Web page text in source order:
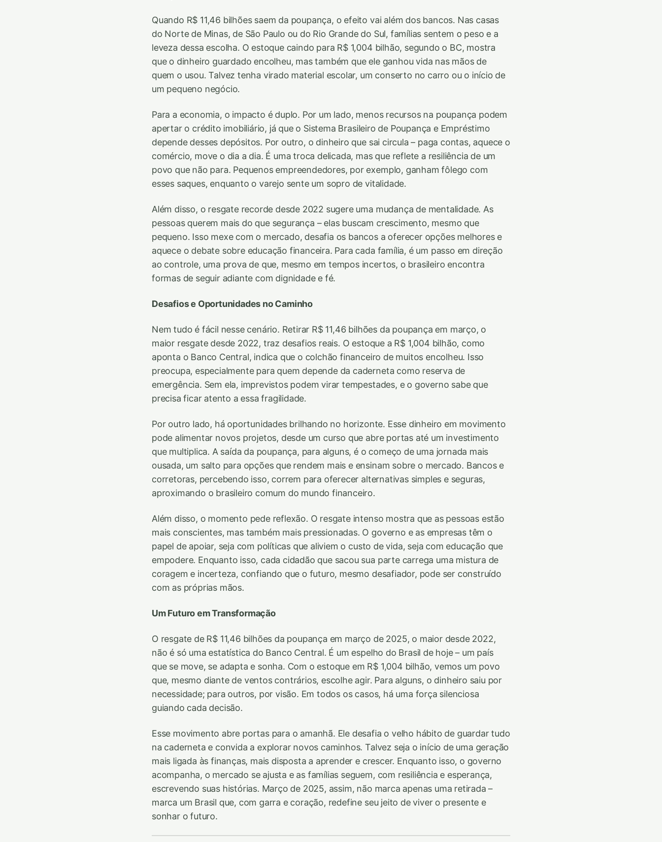
Quando R$ 11,46 bilhões saem da poupança, o efeito vai além dos bancos. Nas casas
do Norte de Minas, de São Paulo ou do Rio Grande do Sul, famílias sentem o peso e a
leveza dessa escolha. O estoque caindo para R$ 1,004 bilhão, segundo o BC, mostra
que o dinheiro guardado encolheu, mas também que ele ganhou vida nas mãos de
quem o usou. Talvez tenha virado material escolar, um conserto no carro ou o início de
um pequeno negócio.
Para a economia, o impacto é duplo. Por um lado, menos recursos na poupança podem
apertar o crédito imobiliário, já que o Sistema Brasileiro de Poupança e Empréstimo
depende desses depósitos. Por outro, o dinheiro que sai circula – paga contas, aquece o
comércio, move o dia a dia. É uma troca delicada, mas que reflete a resiliência de um
povo que não para. Pequenos empreendedores, por exemplo, ganham fôlego com
esses saques, enquanto o varejo sente um sopro de vitalidade.
Além disso, o resgate recorde desde 2022 sugere uma mudança de mentalidade. As
pessoas querem mais do que segurança – elas buscam crescimento, mesmo que
pequeno. Isso mexe com o mercado, desafia os bancos a oferecer opções melhores e
aquece o debate sobre educação financeira. Para cada família, é um passo em direção
ao controle, uma prova de que, mesmo em tempos incertos, o brasileiro encontra
formas de seguir adiante com dignidade e fé.
Desafios e Oportunidades no Caminho
Nem tudo é fácil nesse cenário. Retirar R$ 11,46 bilhões da poupança em março, o
maior resgate desde 2022, traz desafios reais. O estoque a R$ 1,004 bilhão, como
aponta o Banco Central, indica que o colchão financeiro de muitos encolheu. Isso
preocupa, especialmente para quem depende da caderneta como reserva de
emergência. Sem ela, imprevistos podem virar tempestades, e o governo sabe que
precisa ficar atento a essa fragilidade.
Por outro lado, há oportunidades brilhando no horizonte. Esse dinheiro em movimento
pode alimentar novos projetos, desde um curso que abre portas até um investimento
que multiplica. A saída da poupança, para alguns, é o começo de uma jornada mais
ousada, um salto para opções que rendem mais e ensinam sobre o mercado. Bancos e
corretoras, percebendo isso, correm para oferecer alternativas simples e seguras,
aproximando o brasileiro comum do mundo financeiro.
Além disso, o momento pede reflexão. O resgate intenso mostra que as pessoas estão
mais conscientes, mas também mais pressionadas. O governo e as empresas têm o
papel de apoiar, seja com políticas que aliviem o custo de vida, seja com educação que
empodere. Enquanto isso, cada cidadão que sacou sua parte carrega uma mistura de
coragem e incerteza, confiando que o futuro, mesmo desafiador, pode ser construído
com as próprias mãos.
Um Futuro em Transformação
O resgate de R$ 11,46 bilhões da poupança em março de 2025, o maior desde 2022,
não é só uma estatística do Banco Central. É um espelho do Brasil de hoje – um país
que se move, se adapta e sonha. Com o estoque em R$ 1,004 bilhão, vemos um povo
que, mesmo diante de ventos contrários, escolhe agir. Para alguns, o dinheiro saiu por
necessidade; para outros, por visão. Em todos os casos, há uma força silenciosa
guiando cada decisão.
Esse movimento abre portas para o amanhã. Ele desafia o velho hábito de guardar tudo
na caderneta e convida a explorar novos caminhos. Talvez seja o início de uma geração
mais ligada às finanças, mais disposta a aprender e crescer. Enquanto isso, o governo
acompanha, o mercado se ajusta e as famílias seguem, com resiliência e esperança,
escrevendo suas histórias. Março de 2025, assim, não marca apenas uma retirada –
marca um Brasil que, com garra e coração, redefine seu jeito de viver o presente e
sonhar o futuro.